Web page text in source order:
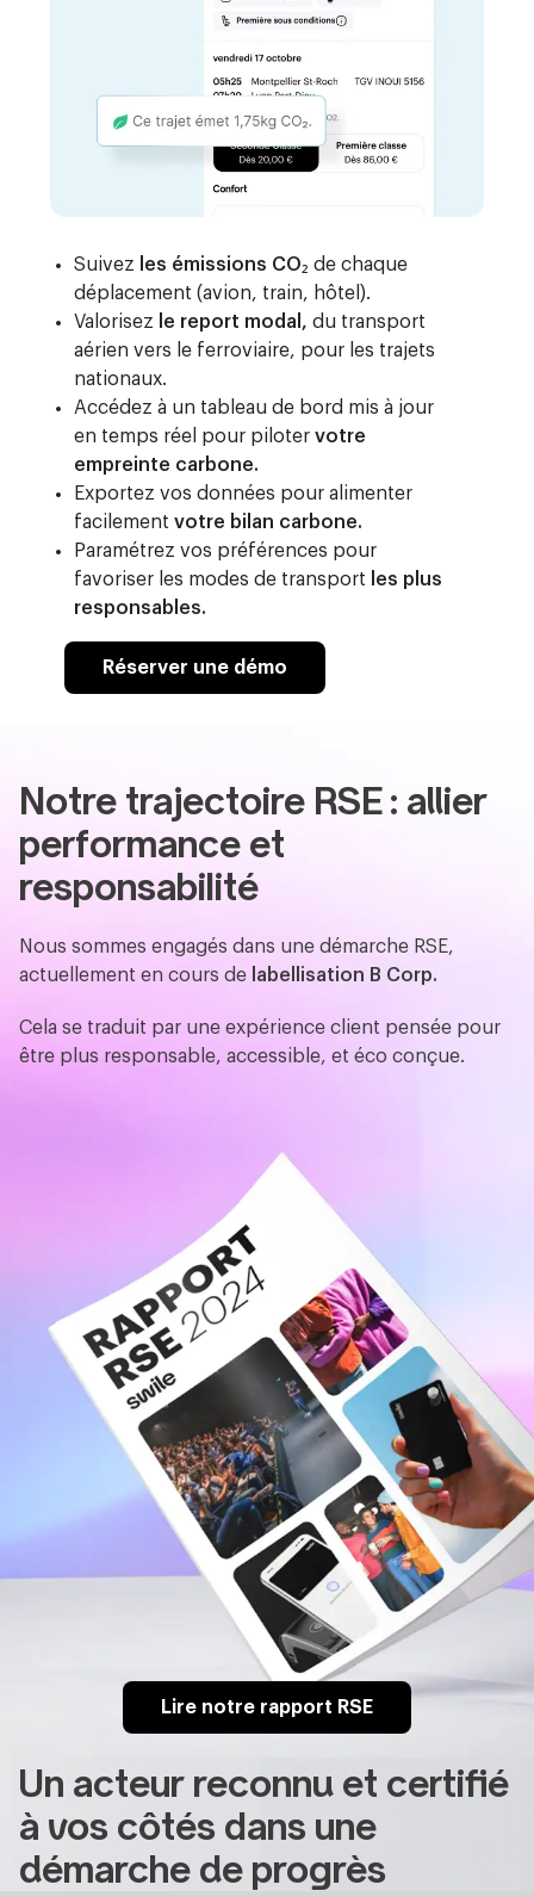
Suivez les émissions CO₂ de chaque
déplacement (avion, train, hôtel).
Valorisez
le report modal, du transport
aérien vers le ferroviaire, pour les trajets
nationaux.
Accédez à un tableau de bord mis à jour
en temps réel pour piloter votre
empreinte carbone.
Exportez vos données pour alimenter
facilement votre bilan carbone.
Paramétrez vos préférences pour
favoriser les modes de transport
les plus
responsables.
Réserver une démo
Notre trajectoire RSE : allier
performance et
responsabilité
Nous sommes engagés dans une démarche RSE,
actuellement en cours de labellisation B Corp.
Cela se traduit par une expérience client pensée pour
être plus responsable, accessible, et éco conçue.
Lire notre rapport RSE
Un acteur reconnu et certifié
à vos côtés dans une
démarche de progrès